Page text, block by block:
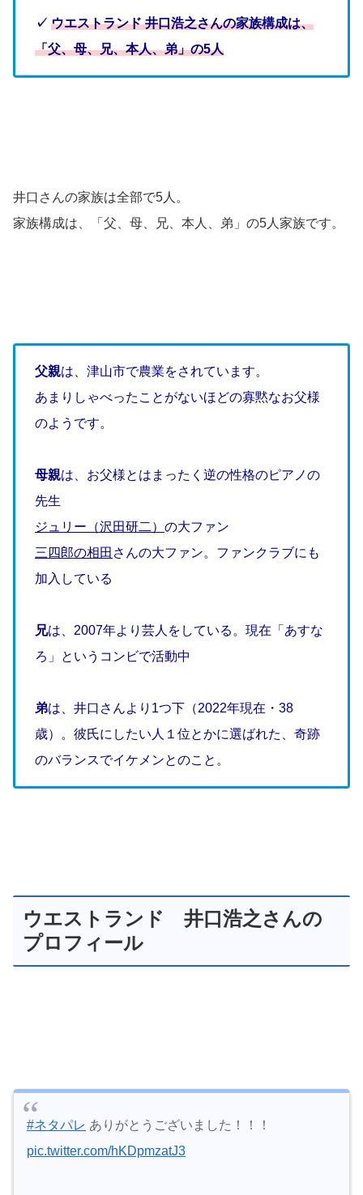
✓ ウエストランド 井口浩之さんの家族構成は、
「父、母、兄、本人、弟」の5人
井口さんの家族は全部で5人。
家族構成は、「父、母、兄、本人、弟」の5人家族です。
父親は、津山市で農業をされています。
あまりしゃべったことがないほどの寡黙なお父様
のようです。
母親は、お父様とはまったく逆の性格のピアノの
先生
ジュリー（沢田研二） の大ファン
三四郎の相田 さんの大ファン。ファンクラブにも
加入している
兄は、2007年より芸人をしている。現在「あすな
ろ」というコンビで活動中
弟は、井口さんより1つ下（2022年現在・38
歳）。彼氏にしたい人１位とかに選ばれた、奇跡
のバランスでイケメンとのこと。
ウエストランド 井口浩之さんの
プロフィール
#ネタパレ ありがとうございました！！！
pic.twitter.com/hKDpmzatJ3